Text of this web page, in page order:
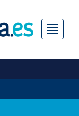
Menú